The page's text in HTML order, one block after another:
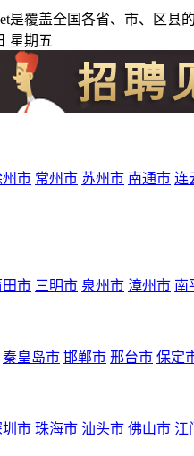
是覆盖全国各省、市、区
星期五
州市 常州市 苏州市 南通市 连
田市 三明市 泉州市 漳州市 南
秦皇岛市 邯郸市 邢台市 保定
圳市 珠海市 汕头市 佛山市 江